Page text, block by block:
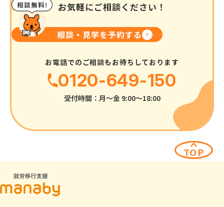
お気軽にご相談ください！
相談・見学を予約する
お電話でのご相談もお待ちしております
0120-649-150
受付時間：月〜金 9:00〜18:00
TOP